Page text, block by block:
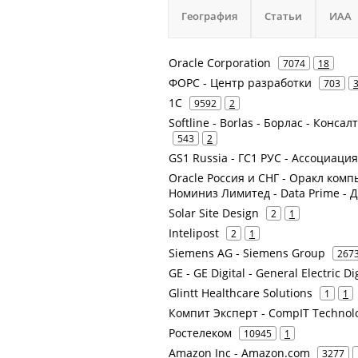
География Статьи ИАА
Oracle Corporation 7074 18
ФОРС - Центр разработки 703 3
1С 9592 2
Softline - Borlas - Борлас -
543 2
GS1 Russia - ГС1 РУС -
Oracle Россия и СНГ - Оракл
Номиниз Лимитед - Data Prime -
Solar Site Design
2 1
Intelipost 2 1
Siemens AG - Siemens Group
GE - GE Digital - General Electric
Glintt Healthcare Solutions
1 1
Компит Эксперт - CompIT
Ростелеком
10945 1
Amazon Inc - Amazon.com 3277